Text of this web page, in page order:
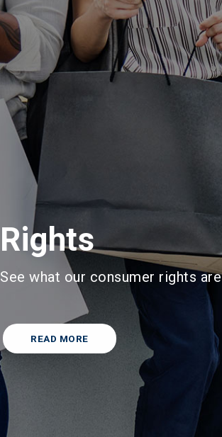
See what our consumer rights are
READ MORE
Rights